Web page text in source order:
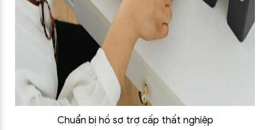
Chuẩn bị hồ sơ trợ cấp thất nghiệp